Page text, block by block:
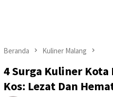
Beranda Kuliner Malang
4 Surga Kuliner
Kos: Lezat Dan